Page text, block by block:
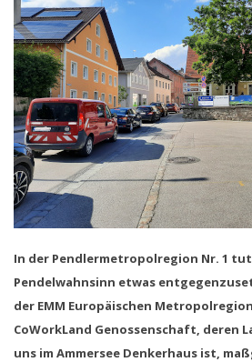
In der Pendlermetropolregion Nr. 1
Pendelwahnsinn etwas
der EMM Europäischen
CoWorkLand Genossenschaft, deren
uns im Ammersee Denkerhaus ist,